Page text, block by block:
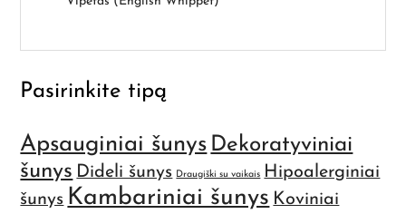
Pasirinkite tipą
Apsauginiai šunys Dekoratyviniai
šunys Dideli šunys Draugiški su vaikais Hipoalerginiai
šunys Kambariniai šunys Koviniai